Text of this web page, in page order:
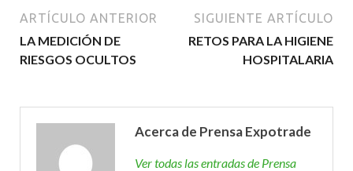
ARTÍCULO ANTERIOR
LA MEDICIÓN DE
RIESGOS OCULTOS
SIGUIENTE ARTÍCULO
RETOS PARA LA HIGIENE
HOSPITALARIA
Acerca de Prensa Expotrade
Ver todas las entradas de Prensa